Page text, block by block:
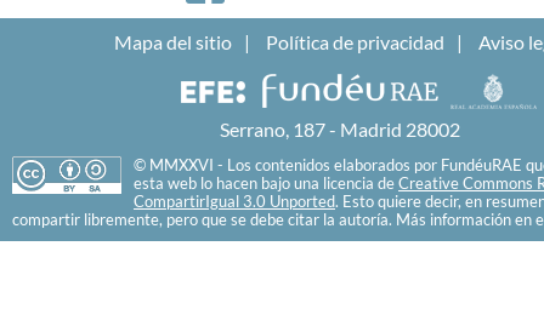
Mapa del sitio Política de privacidad Aviso
Serrano, 187 - Madrid 28002
© MMXXVI - Los contenidos elaborados por FundéuRAE
esta web lo hacen bajo una licencia de Creative Commons
CompartirIgual 3.0 Unported. Esto quiere decir, en
compartir libremente, pero que se debe citar la autoría. Más información en